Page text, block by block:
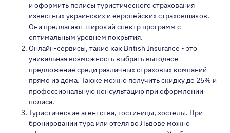
и оформить полисы туристического страхования
известных украинских и европейских страховщиков.
Они предлагают широкий спектр программ с
оптимальным уровнем покрытия.
Онлайн-сервисы, такие как British Insurance - это
уникальная возможность выбрать выгодное
предложение среди различных страховых компаний
прямо из дома. Также можно получить скидку до 25% и
профессиональную консультацию при оформлении
полиса.
Туристические агентства, гостиницы, хостелы. При
бронировании тура или отеля во Львове можно